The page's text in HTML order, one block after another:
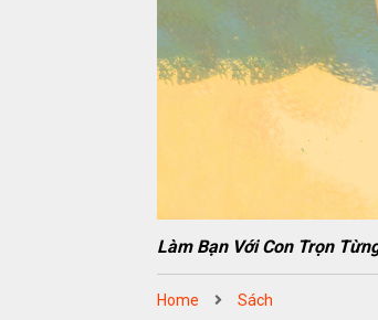
Làm Bạn Với Con Trọn
Home Sách